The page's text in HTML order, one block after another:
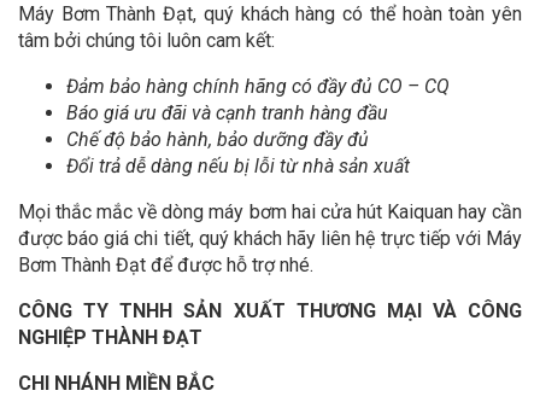
Máy Bơm Thành Đạt, quý khách hàng có thể hoàn toàn yên
tâm bởi chúng tôi luôn cam kết:
Đảm bảo hàng chính hãng có đầy đủ CO – CQ
Báo giá ưu đãi và cạnh tranh hàng đầu
Chế độ bảo hành, bảo dưỡng đầy đủ
Đổi trả dễ dàng nếu bị lỗi từ nhà sản xuất
Mọi thắc mắc về dòng máy bơm hai cửa hút Kaiquan hay cần
được báo giá chi tiết, quý khách hãy liên hệ trực tiếp với Máy
Bơm Thành Đạt để được hỗ trợ nhé.
CÔNG TY TNHH SẢN XUẤT THƯƠNG MẠI VÀ CÔNG
NGHIỆP THÀNH ĐẠT
CHI NHÁNH MIỀN BẮC